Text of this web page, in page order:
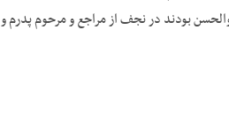
بودند در نجف از مراجع و مرحوم